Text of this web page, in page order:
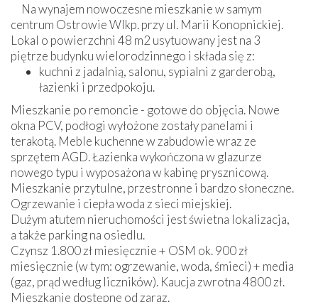
Na wynajem nowoczesne mieszkanie w samym
centrum Ostrowie Wlkp. przy ul. Marii Konopnickiej.
Lokal o powierzchni 48 m2 usytuowany jest na 3
piętrze budynku wielorodzinnego i składa się z:
kuchni z jadalnią, salonu, sypialni z garderobą,
łazienki i przedpokoju.
Mieszkanie po remoncie - gotowe do objęcia. Nowe
okna PCV, podłogi wyłożone zostały panelami i
terakotą. Meble kuchenne w zabudowie wraz ze
sprzętem AGD. Łazienka wykończona w glazurze
nowego typu i wyposażona w kabinę prysznicową.
Mieszkanie przytulne, przestronne i bardzo słoneczne.
Ogrzewanie i ciepła woda z sieci miejskiej.
Dużym atutem nieruchomości jest świetna lokalizacja,
a także parking na osiedlu.
Czynsz 1.800 zł miesięcznie + OSM ok. 900 zł
miesięcznie (w tym: ogrzewanie, woda, śmieci) + media
(gaz, prąd według liczników). Kaucja zwrotna 4800 zł.
Mieszkanie dostępne od zaraz.